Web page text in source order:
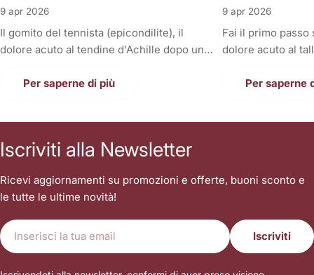
9 apr 2026
Il gomito del tennista (epicondilite), il
dolore acuto al tendine d'Achille dopo una
braccio, o il fastidioso dolore al ginocchio
patologie a carico dei tendini, i veri e
un tendine fa male, la prima reazione di
tutti è quella di autodiagnosticarsi una
"tendinite", applicare del ghiaccio,
prendere un antinfiammatorio e aspettare
che passi. Ma le settimane diventano
mesi, il dolore non scompare, e ogni
Per saperne di più
9 apr 2026
Fai il primo
dolore acuto al
sono gonfie,
contatto con il
singolo passo.
sottovalutare i
stringendo i denti
camminare
Per saperne
Iscriviti alla Newsletter
Ricevi aggiornamenti su promozioni e offerte, buoni sconto e
le tutte le ultime novità!
E-
mail
Iscriviti